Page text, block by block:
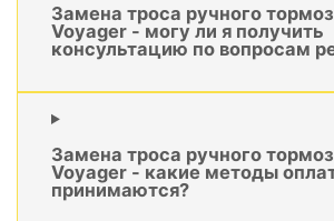
Замена троса ручного
Voyager - могу ли я получить
консультацию по вопросам
Замена троса ручного
Voyager - какие методы
принимаются?